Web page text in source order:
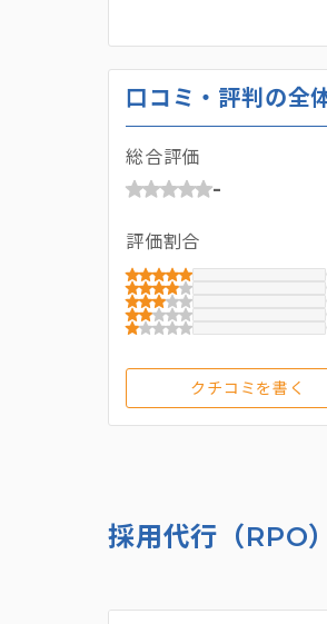
口コミ・評判の全
総合評価
-
評価割合
クチコミを書く
採用代行（RPO